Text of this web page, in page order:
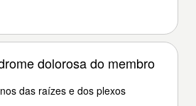
dolorosa do membro
das raízes e dos plexos